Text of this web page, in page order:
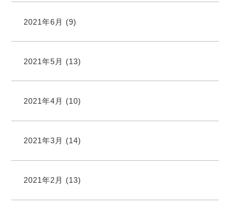
2021年6月 (9)
2021年5月 (13)
2021年4月 (10)
2021年3月 (14)
2021年2月 (13)